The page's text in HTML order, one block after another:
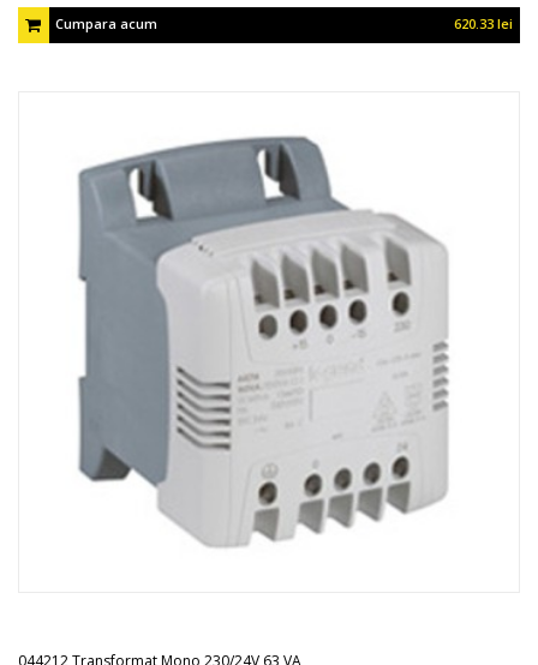
Cumpara acum
620.33 lei
044212 Transformat Mono 230/24V 63 VA